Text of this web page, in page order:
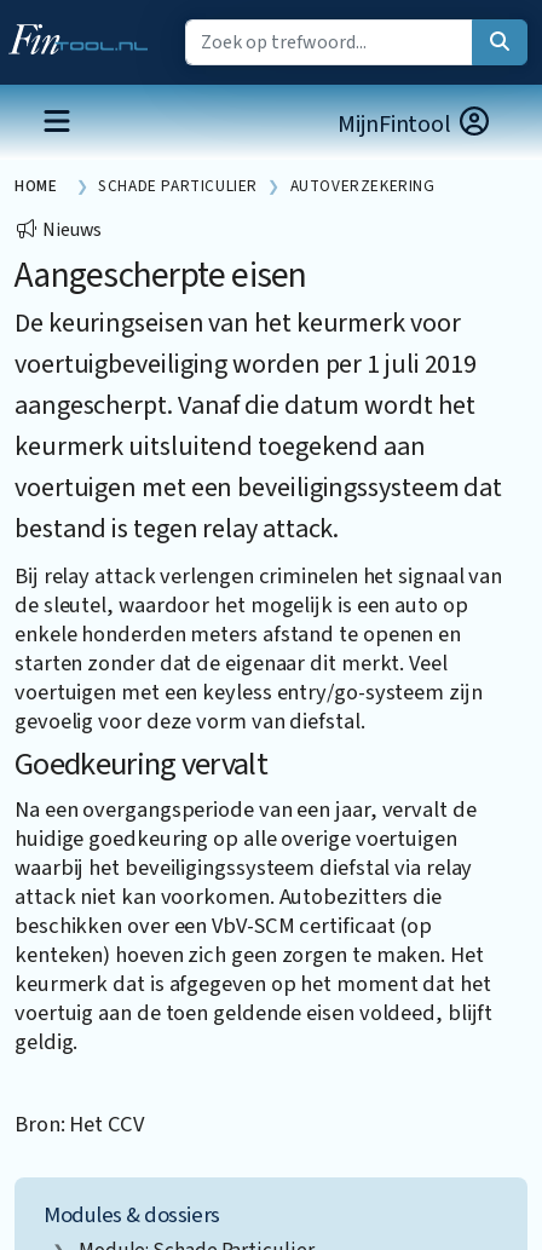
MijnFintool
HOME SCHADE PARTICULIER AUTOVERZEKERING
Nieuws
Aangescherpte eisen
De keuringseisen van het keurmerk voor
voertuigbeveiliging worden per 1 juli 2019
aangescherpt. Vanaf die datum wordt het
keurmerk uitsluitend toegekend aan
voertuigen met een beveiligingssysteem dat
bestand is tegen relay attack.
Bij relay attack verlengen criminelen het signaal van
de sleutel, waardoor het mogelijk is een auto op
enkele honderden meters afstand te openen en
starten zonder dat de eigenaar dit merkt. Veel
voertuigen met een keyless entry/go-systeem zijn
gevoelig voor deze vorm van diefstal.
Goedkeuring vervalt
Na een overgangsperiode van een jaar, vervalt de
huidige goedkeuring op alle overige voertuigen
waarbij het beveiligingssysteem diefstal via relay
attack niet kan voorkomen. Autobezitters die
beschikken over een VbV-SCM certificaat (op
kenteken) hoeven zich geen zorgen te maken. Het
keurmerk dat is afgegeven op het moment dat het
voertuig aan de toen geldende eisen voldeed, blijft
geldig.
Bron: Het CCV
Modules & dossiers